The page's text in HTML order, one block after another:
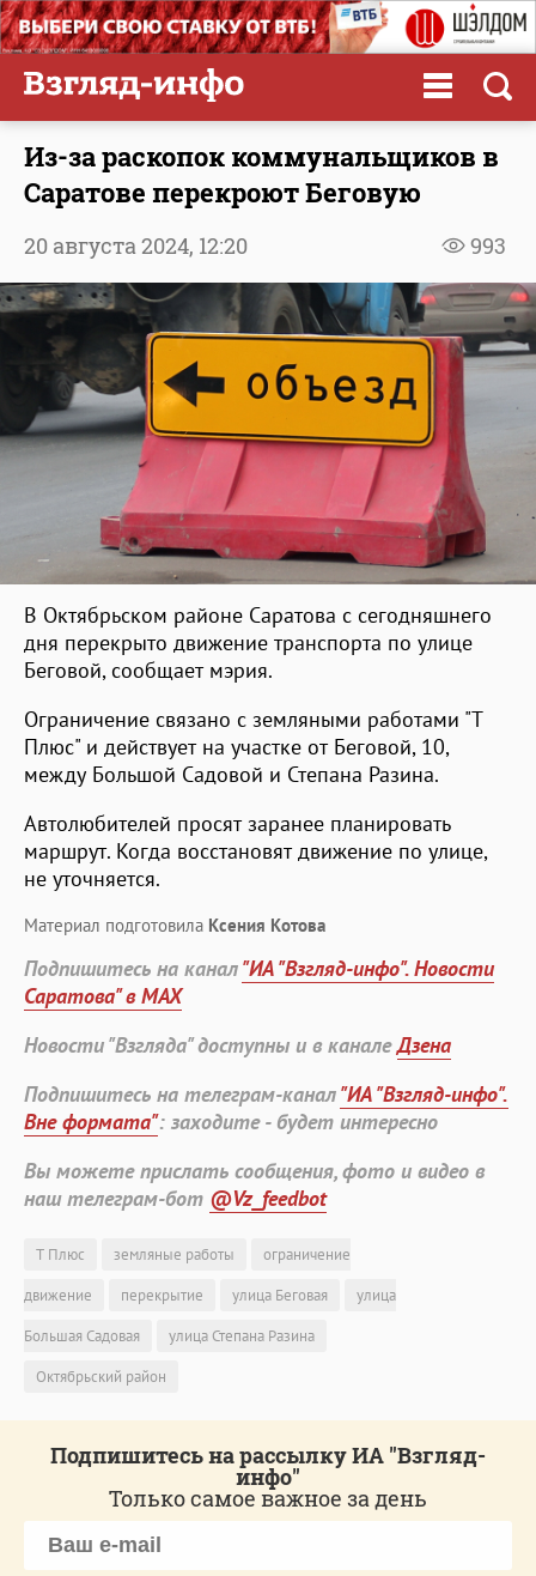
Из-за раскопок коммунальщиков в
Саратове перекроют Беговую
993
20 августа 2024, 12:20
В Октябрьском районе Саратова с сегодняшнего
дня перекрыто движение транспорта по улице
Беговой, сообщает мэрия.
Ограничение связано с земляными работами "Т
Плюс" и действует на участке от Беговой, 10,
между Большой Садовой и Степана Разина.
Автолюбителей просят заранее планировать
маршрут. Когда восстановят движение по улице,
не уточняется.
Материал подготовила Ксения Котова
Подпишитесь на канал"ИА "Взгляд-инфо". Новости
Саратова" в MAX
Новости "Взгляда" доступны и в каналеДзена
Подпишитесь на телеграм-канал"ИА "Взгляд-инфо".
Вне формата": заходите - будет интересно
Вы можете прислать сообщения, фото и видео в
наш телеграм-бот @Vz_feedbot
Т Плюс земляные работы
ограничение
движение
перекрытие улица Беговая
улица
Большая Садовая
улица Степана Разина
Октябрьский район
Подпишитесь на рассылку ИА "Взгляд-
инфо"
Только самое важное за день